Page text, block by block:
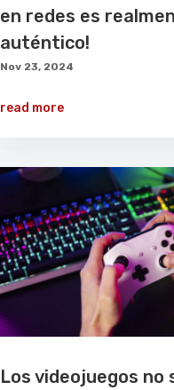
en redes es
auténtico!
Nov 23, 2024
read more
Los videojuegos no